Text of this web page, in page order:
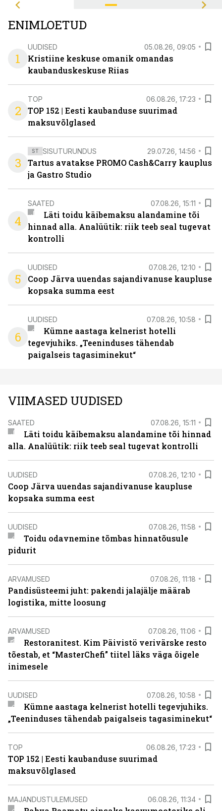
ENIMLOETUD
1
UUDISED 05.08.26, 09:05
Kristiine keskuse omanik omandas
kaubanduskeskuse Riias
2
TOP 06.08.26, 17:23
TOP 152 | Eesti kaubanduse suurimad
maksuvõlglased
3
ST SISUTURUNDUS 29.07.26, 14:56
Tartus avatakse PROMO Cash&Carry kauplus
ja Gastro Studio
4
SAATED 07.08.26, 15:11
Läti toidu käibemaksu alandamine tõi
hinnad alla. Analüütik: riik teeb seal tugevat
kontrolli
5
UUDISED 07.08.26, 12:10
Coop Järva uuendas sajandivanuse kaupluse
kopsaka summa eest
6
UUDISED 07.08.26, 10:58
Kümne aastaga kelnerist hotelli
tegevjuhiks. „Teeninduses tähendab
paigalseis tagasiminekut“
VIIMASED UUDISED
SAATED 07.08.26, 15:11
Läti toidu käibemaksu alandamine tõi hinnad
alla. Analüütik: riik teeb seal tugevat kontrolli
UUDISED 07.08.26, 12:10
Coop Järva uuendas sajandivanuse kaupluse
kopsaka summa eest
UUDISED 07.08.26, 11:58
Toidu odavnemine tõmbas hinnatõusule
pidurit
ARVAMUSED 07.08.26, 11:18
Pandisüsteemi juht: pakendi jalajälje määrab
logistika, mitte loosung
ARVAMUSED 07.08.26, 11:06
Restoranitest. Kim Päivistö verivärske resto
tõestab, et “MasterChefi” tiitel läks väga õigele
inimesele
UUDISED 07.08.26, 10:58
Kümne aastaga kelnerist hotelli tegevjuhiks.
„Teeninduses tähendab paigalseis tagasiminekut“
TOP 06.08.26, 17:23
TOP 152 | Eesti kaubanduse suurimad
maksuvõlglased
MAJANDUSTULEMUSED 06.08.26, 11:34